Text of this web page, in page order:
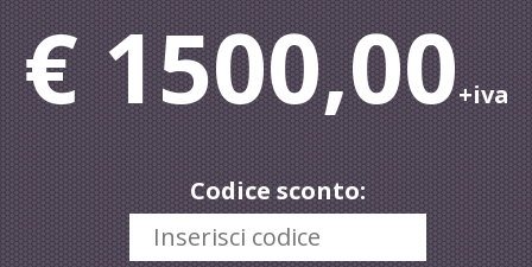
€ 1500,00+iva
Codice sconto: